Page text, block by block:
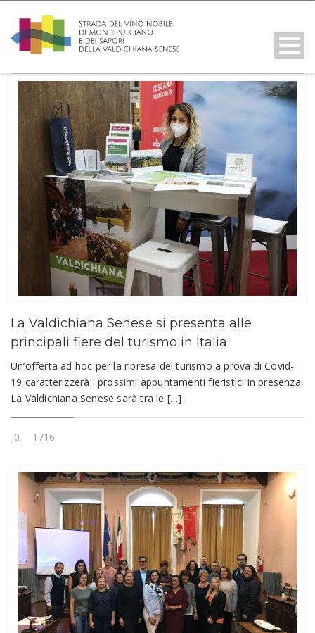
La Valdichiana Senese si presenta alle
principali fiere del turismo in Italia
Un’offerta ad hoc per la ripresa del turismo a prova di Covid-
19 caratterizzerà i prossimi appuntamenti fieristici in presenza.
La Valdichiana Senese sarà tra le […]
0 1716